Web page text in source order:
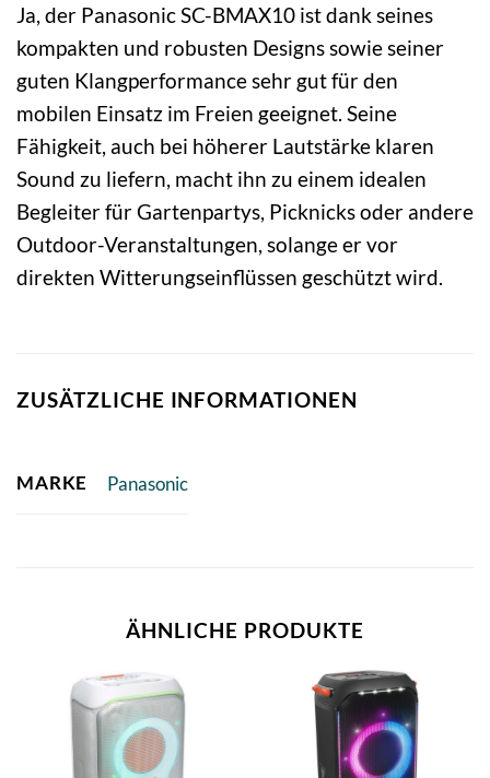
Ja, der Panasonic SC-BMAX10 ist dank seines
kompakten und robusten Designs sowie seiner
guten Klangperformance sehr gut für den
mobilen Einsatz im Freien geeignet. Seine
Fähigkeit, auch bei höherer Lautstärke klaren
Sound zu liefern, macht ihn zu einem idealen
Begleiter für Gartenpartys, Picknicks oder andere
Outdoor-Veranstaltungen, solange er vor
direkten Witterungseinflüssen geschützt wird.
ZUSÄTZLICHE INFORMATIONEN
MARKE Panasonic
ÄHNLICHE PRODUKTE